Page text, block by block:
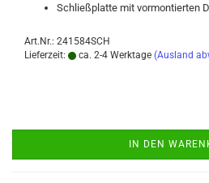
Schließ­plat­te mit vor­mon­tier­ten
Art.Nr.: 241584SCH
Lieferzeit:
ca. 2-4 Werktage (Ausland
IN DEN